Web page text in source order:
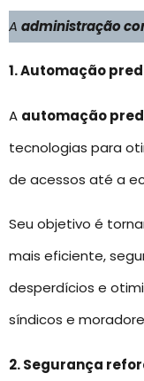
A administração
1. Automação
A automação
tecnologias para
de acessos até a
Seu objetivo é
mais eficiente,
desperdícios e
síndicos e
2. Segurança